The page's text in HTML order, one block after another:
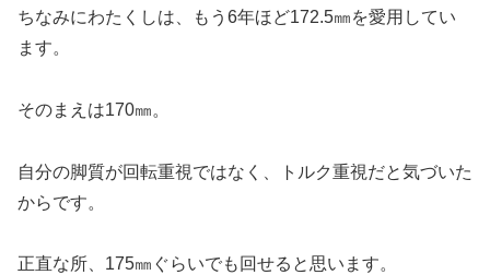
ちなみにわたくしは、もう6年ほど172.5㎜を愛用してい
ます。
そのまえは170㎜。
自分の脚質が回転重視ではなく、トルク重視だと気づいた
からです。
正直な所、175㎜ぐらいでも回せると思います。